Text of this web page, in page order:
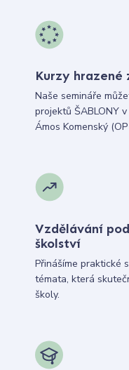
Kurzy hrazené
Naše semináře
projektů ŠABLONY
Ámos Komenský (OP
Vzdělávání
školství
Přinášíme praktické
témata, která
školy.